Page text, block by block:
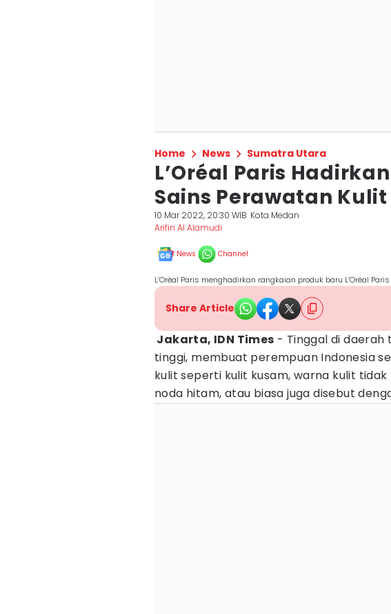
Home News Sumatra Utara
L’Oréal Paris
Sains Perawatan
10 Mar 2022, 20:30 WIB Kota Medan
Arifin Al Alamudi
News Channel
L’Oréal Paris menghadirkan rangkaian produk baru L’Oréal
Share Article
Jakarta, IDN Times - Tinggal di daerah
tinggi, membuat perempuan Indonesia
kulit seperti kulit kusam, warna kulit
noda hitam, atau biasa juga disebut